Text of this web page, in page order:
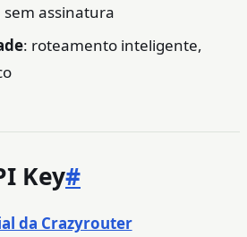
assinatura
: roteamento inteligente,
Key#
da Crazyrouter